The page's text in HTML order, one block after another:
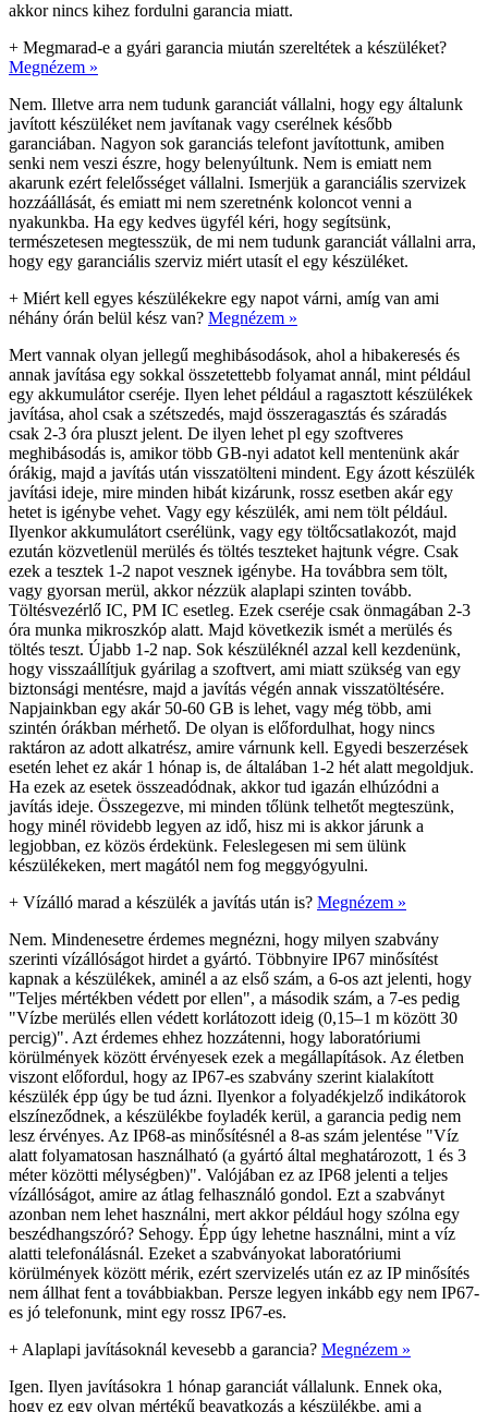
akkor nincs kihez fordulni garancia miatt.
+ Megmarad-e a gyári garancia miután szereltétek a készüléket?
Megnézem »
Nem. Illetve arra nem tudunk garanciát vállalni, hogy egy általunk
javított készüléket nem javítanak vagy cserélnek később
garanciában. Nagyon sok garanciás telefont javítottunk, amiben
senki nem veszi észre, hogy belenyúltunk. Nem is emiatt nem
akarunk ezért felelősséget vállalni. Ismerjük a garanciális szervizek
hozzáállását, és emiatt mi nem szeretnénk koloncot venni a
nyakunkba. Ha egy kedves ügyfél kéri, hogy segítsünk,
természetesen megtesszük, de mi nem tudunk garanciát vállalni arra,
hogy egy garanciális szerviz miért utasít el egy készüléket.
+ Miért kell egyes készülékekre egy napot várni, amíg van ami
néhány órán belül kész van? Megnézem »
Mert vannak olyan jellegű meghibásodások, ahol a hibakeresés és
annak javítása egy sokkal összetettebb folyamat annál, mint például
egy akkumulátor cseréje. Ilyen lehet például a ragasztott készülékek
javítása, ahol csak a szétszedés, majd összeragasztás és száradás
csak 2-3 óra pluszt jelent. De ilyen lehet pl egy szoftveres
meghibásodás is, amikor több GB-nyi adatot kell mentenünk akár
órákig, majd a javítás után visszatölteni mindent. Egy ázott készülék
javítási ideje, mire minden hibát kizárunk, rossz esetben akár egy
hetet is igénybe vehet. Vagy egy készülék, ami nem tölt például.
Ilyenkor akkumulátort cserélünk, vagy egy töltőcsatlakozót, majd
ezután közvetlenül merülés és töltés teszteket hajtunk végre. Csak
ezek a tesztek 1-2 napot vesznek igénybe. Ha továbbra sem tölt,
vagy gyorsan merül, akkor nézzük alaplapi szinten tovább.
Töltésvezérlő IC, PM IC esetleg. Ezek cseréje csak önmagában 2-3
óra munka mikroszkóp alatt. Majd következik ismét a merülés és
töltés teszt. Újabb 1-2 nap. Sok készüléknél azzal kell kezdenünk,
hogy visszaállítjuk gyárilag a szoftvert, ami miatt szükség van egy
biztonsági mentésre, majd a javítás végén annak visszatöltésére.
Napjainkban egy akár 50-60 GB is lehet, vagy még több, ami
szintén órákban mérhető. De olyan is előfordulhat, hogy nincs
raktáron az adott alkatrész, amire várnunk kell. Egyedi beszerzések
esetén lehet ez akár 1 hónap is, de általában 1-2 hét alatt megoldjuk.
Ha ezek az esetek összeadódnak, akkor tud igazán elhúzódni a
javítás ideje. Összegezve, mi minden tőlünk telhetőt megteszünk,
hogy minél rövidebb legyen az idő, hisz mi is akkor járunk a
legjobban, ez közös érdekünk. Feleslegesen mi sem ülünk
készülékeken, mert magától nem fog meggyógyulni.
+ Vízálló marad a készülék a javítás után is? Megnézem »
Nem. Mindenesetre érdemes megnézni, hogy milyen szabvány
szerinti vízállóságot hirdet a gyártó. Többnyire IP67 minősítést
kapnak a készülékek, aminél a az első szám, a 6-os azt jelenti, hogy
"Teljes mértékben védett por ellen", a második szám, a 7-es pedig
"Vízbe merülés ellen védett korlátozott ideig (0,15–1 m között 30
percig)". Azt érdemes ehhez hozzátenni, hogy laboratóriumi
körülmények között érvényesek ezek a megállapítások. Az életben
viszont előfordul, hogy az IP67-es szabvány szerint kialakított
készülék épp úgy be tud ázni. Ilyenkor a folyadékjelző indikátorok
elszíneződnek, a készülékbe foyladék kerül, a garancia pedig nem
lesz érvényes. Az IP68-as minősítésnél a 8-as szám jelentése "Víz
alatt folyamatosan használható (a gyártó által meghatározott, 1 és 3
méter közötti mélységben)". Valójában ez az IP68 jelenti a teljes
vízállóságot, amire az átlag felhasználó gondol. Ezt a szabványt
azonban nem lehet használni, mert akkor például hogy szólna egy
beszédhangszóró? Sehogy. Épp úgy lehetne használni, mint a víz
alatti telefonálásnál. Ezeket a szabványokat laboratóriumi
körülmények között mérik, ezért szervizelés után ez az IP minősítés
nem állhat fent a továbbiakban. Persze legyen inkább egy nem IP67-
es jó telefonunk, mint egy rossz IP67-es.
+ Alaplapi javításoknál kevesebb a garancia? Megnézem »
Igen. Ilyen javításokra 1 hónap garanciát vállalunk. Ennek oka,
hogy ez egy olyan mértékű beavatkozás a készülékbe, ami a